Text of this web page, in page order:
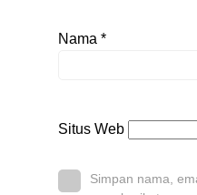
Nama *
Situs Web
Simpan nama,